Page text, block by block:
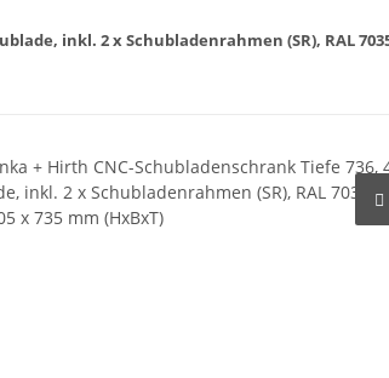
inkl. 2 x Schubladenrahmen (SR), RAL 7035